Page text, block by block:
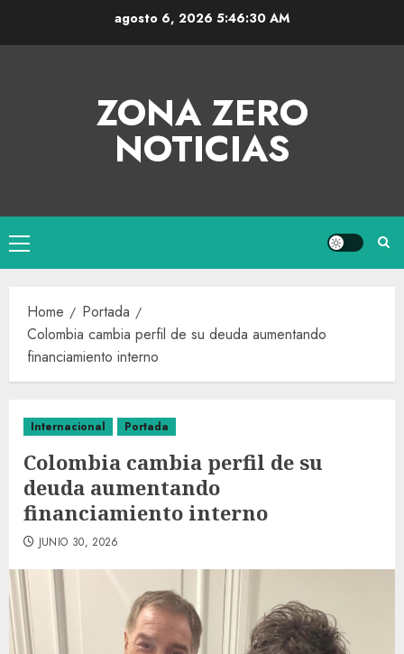
agosto 6, 2026 5:46:30 AM
ZONA ZERO
NOTICIAS
Home
Portada
Colombia cambia perfil de su deuda aumentando
financiamiento interno
Internacional Portada
Colombia cambia perfil de su
deuda aumentando
financiamiento interno
JUNIO 30, 2026